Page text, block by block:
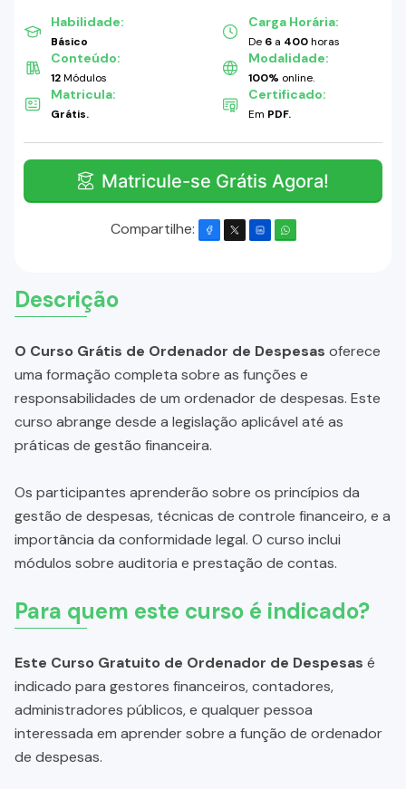
Habilidade:
Básico
Carga Horária:
De 6 a 400horas
Conteúdo:
12Módulos
Modalidade:
100% online.
Matricula:
Grátis.
Certificado:
Em PDF.
Matricule-se Grátis Agora!
Compartilhe:
Descrição
O Curso Grátis de Ordenador de Despesas oferece
uma formação completa sobre as funções e
responsabilidades de um ordenador de despesas. Este
curso abrange desde a legislação aplicável até as
práticas de gestão financeira.
Os participantes aprenderão sobre os princípios da
gestão de despesas, técnicas de controle financeiro, e a
importância da conformidade legal. O curso inclui
módulos sobre auditoria e prestação de contas.
Para quem este curso é indicado?
Este Curso Gratuito de Ordenador de Despesas é
indicado para gestores financeiros, contadores,
administradores públicos, e qualquer pessoa
interessada em aprender sobre a função de ordenador
de despesas.